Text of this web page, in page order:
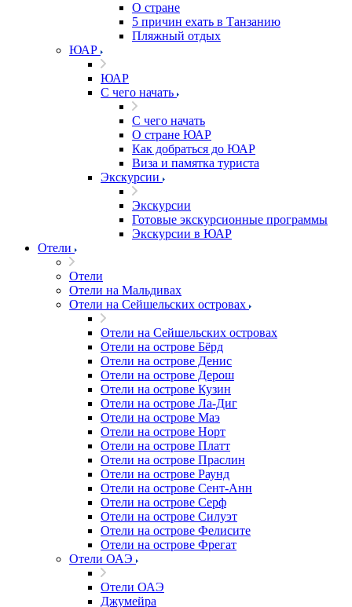
О стране
5 причин ехать в Танзанию
Пляжный отдых
ЮАР
ЮАР
С чего начать
С чего начать
О стране ЮАР
Как добраться до ЮАР
Виза и памятка туриста
Экскурсии
Экскурсии
Готовые экскурсионные программы
Экскурсии в ЮАР
Отели
Отели
Отели на Мальдивах
Отели на Сейшельских островах
Отели на Сейшельских островах
Отели на острове Бёрд
Отели на острове Денис
Отели на острове Дерош
Отели на острове Кузин
Отели на острове Ла-Диг
Отели на острове Маэ
Отели на острове Норт
Отели на острове Платт
Отели на острове Праслин
Отели на острове Раунд
Отели на острове Сент-Анн
Отели на острове Серф
Отели на острове Силуэт
Отели на острове Фелисите
Отели на острове Фрегат
Отели ОАЭ
Отели ОАЭ
Джумейра